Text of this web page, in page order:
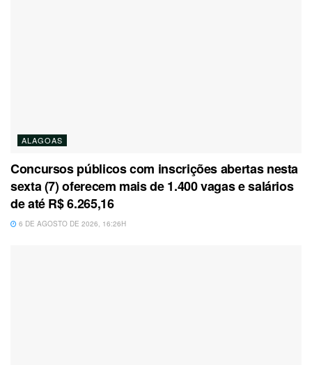
ALAGOAS
Concursos públicos com inscrições abertas nesta
sexta (7) oferecem mais de 1.400 vagas e salários
de até R$ 6.265,16
6 DE AGOSTO DE 2026, 16:26H